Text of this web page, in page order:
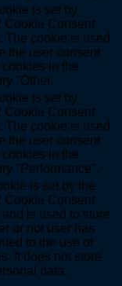
is set by
Cookie Consent
The cookie is used
the user consent
cookies in the
"Other.
is set by
Cookie Consent
The cookie is used
the user consent
cookies in the
"Performance".
is set by the
Cookie Consent
is used to store
or not user has
to the use of
It does not store
data.